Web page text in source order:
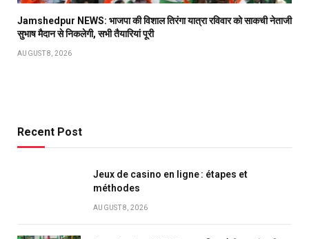
Jamshedpur NEWS: भाजपा की विशाल तिरंगा यात्रा रविवार को साकची नेताजी
सुभाष मैदान से निकलेगी, सभी तैयारियां पूरी
AUGUST 8, 2026
Recent Post
Jeux de casino en ligne : étapes et
méthodes
AUGUST 8, 2026